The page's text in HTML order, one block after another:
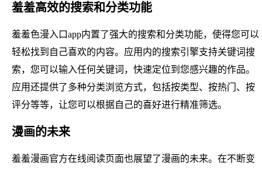
羞羞高效的搜索和分类功能
羞羞色漫入口app内置了强大的搜索和分类功能，使得您可以
轻松找到自己喜欢的内容。应用内的搜索引擎支持关键词搜
索，您可以输入任何关键词，快速定位到您感兴趣的作品。
应用还提供了多种分类浏览方式，包括按类型、按热门、按
评分等等，让您可以根据自己的喜好进行精准筛选。
漫画的未来
羞羞漫画官方在线阅读页面也展望了漫画的未来。在不断变